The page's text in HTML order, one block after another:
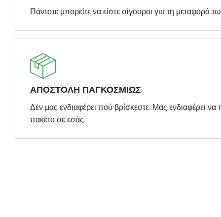
Πάντοτε μπορείτε να είστε σίγουροι για τη μεταφορά
ΑΠΟΣΤΟΛΗ ΠΑΓΚΟΣΜΙΩΣ
Δεν μας ενδιαφέρει πού βρίσκεστε. Μας ενδιαφέρει
πακέτο σε εσάς.